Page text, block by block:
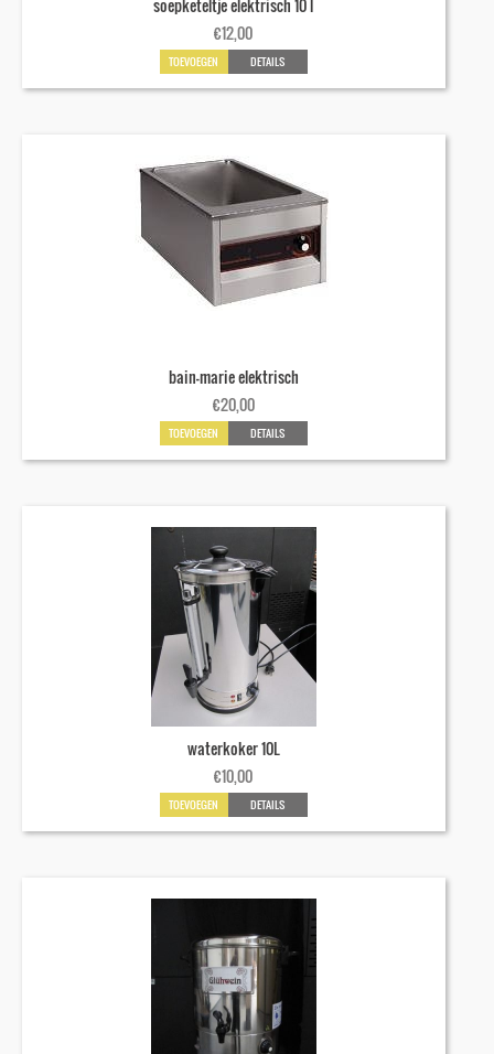
soepketeltje elektrisch 10 l
€12,00
TOEVOEGEN DETAILS
bain-marie elektrisch
€20,00
TOEVOEGEN DETAILS
waterkoker 10L
€10,00
TOEVOEGEN DETAILS